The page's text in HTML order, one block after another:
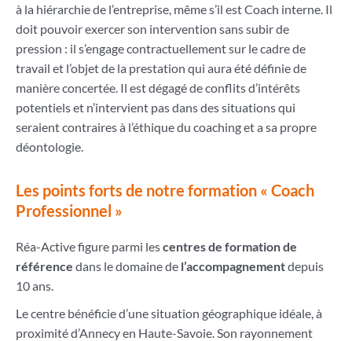
à la hiérarchie de l’entreprise, même s’il est Coach interne. Il
doit pouvoir exercer son intervention sans subir de
pression : il s’engage contractuellement sur le cadre de
travail et l’objet de la prestation qui aura été définie de
manière concertée. Il est dégagé de conflits d’intérêts
potentiels et n’intervient pas dans des situations qui
seraient contraires à l’éthique du coaching et a sa propre
déontologie.
Les points forts de notre formation « Coach
Professionnel »
Réa-Active figure parmi lescentres de formation de
référence dans le domaine de l’accompagnementdepuis
10 ans.
Le centre bénéficie d’une situation géographique idéale, à
proximité d’Annecy en Haute-Savoie. Son rayonnement